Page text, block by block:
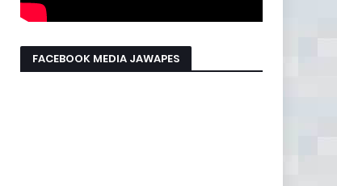
FACEBOOK MEDIA JAWAPES